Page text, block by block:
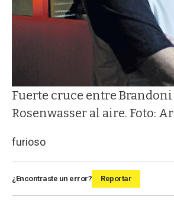
Fuerte cruce entre Brandoni
Rosenwasser al aire. Foto:
furioso
¿Encontraste un error? Reportar